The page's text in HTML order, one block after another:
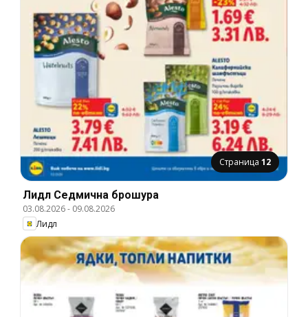
Страница 12
Лидл Cедмична брошура
03.08.2026- 09.08.2026
Лидл